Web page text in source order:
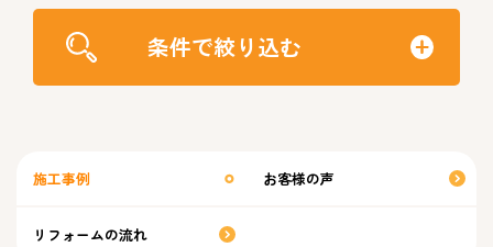
条件で絞り込む
施工事例 お客様の声
リフォームの流れ